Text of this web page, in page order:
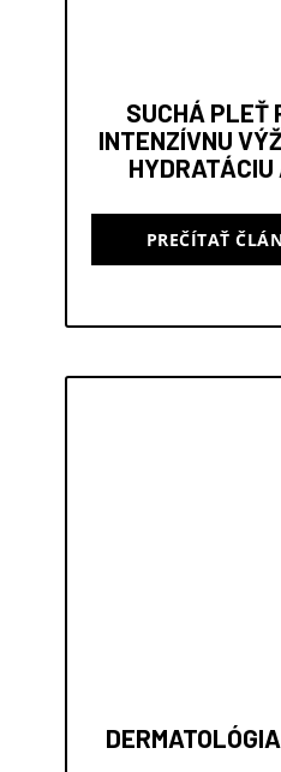
SUCHÁ PLEŤ
INTENZÍVNU
HYDRATÁCIU
PREČÍTAŤ